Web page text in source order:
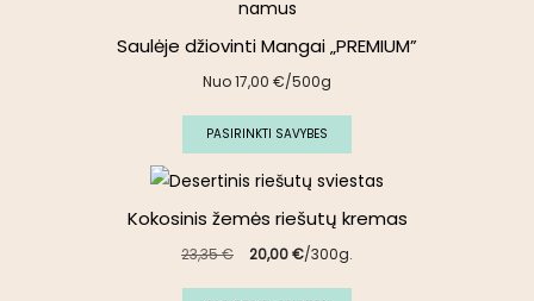
Saulėje džiovinti Mangai „PREMIUM”
Nuo17,00 €/500g
PASIRINKTI SAVYBES
Kokosinis žemės riešutų kremas
23,35€ 20,00€/300g.